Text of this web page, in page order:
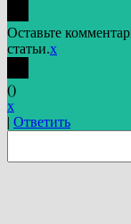
Оставьте
статьи.x
()
x
| Ответить